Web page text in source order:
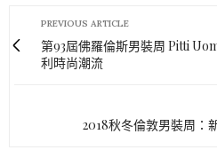
PREVIOUS ARTICLE
第93屆佛羅倫斯男裝周 Pitti
利時尚潮流
2018秋冬倫敦男裝周：